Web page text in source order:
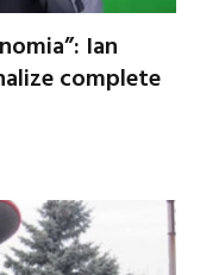
Ian
complete